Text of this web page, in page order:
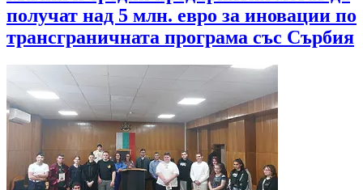
получат над 5 млн. евро за иновации по
трансграничната програма със Сърбия